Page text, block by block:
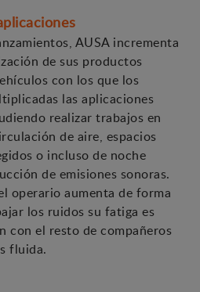
AUSA incrementa
de sus productos
con los que los
las aplicaciones
realizar trabajos en
de aire, espacios
o incluso de noche
de emisiones sonoras.
operario aumenta de forma
los ruidos su fatiga es
con el resto de compañeros
fluida.